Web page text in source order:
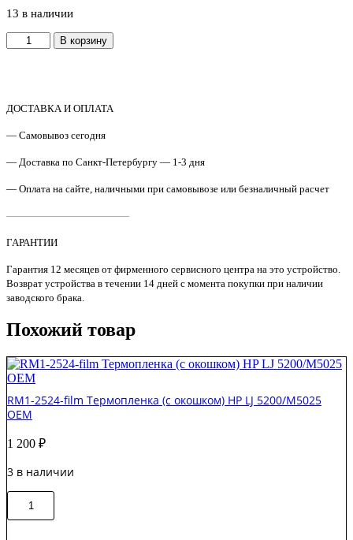
13 в наличии
Количество
товара
8396-
Термопленка
HP
Ent
В корзину
ДОСТАВКА И ОПЛАТА
— Самовывоз сегодня
— Доставка по Санкт-Петербургу — 1-3 дня
— Оплата на сайте, наличными при самовывозе или безналичный расчет
————————————
ГАРАНТИИ
Гарантия 12 месяцев от фирменного сервисного центра на это устройство.
Возврат устройства в течении 14 дней с момента покупки при наличии
заводского брака.
Похожий товар
RM1-2524-film Термопленка (с окошком) HP LJ 5200/M5025
OEM
1 200 ₽
3 в наличии
Количество
товара